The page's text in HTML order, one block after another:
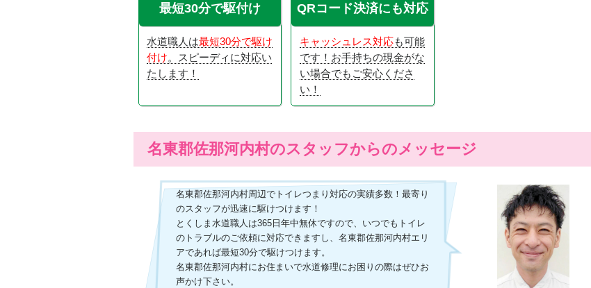
最短30分で駆付け
水道職人は最短30分で駆け
付け。スピーディに対応い
たします！
QRコード決済にも対応
キャッシュレス対応も可能
です！お手持ちの現金がな
い場合でもご安心くださ
い！
名東郡佐那河内村のスタッフからのメッセージ
名東郡佐那河内村周辺でトイレつまり対応の実績多数！最寄り
のスタッフが迅速に駆けつけます！
とくしま水道職人は365日年中無休ですので、いつでもトイレ
のトラブルのご依頼に対応できますし、名東郡佐那河内村エリ
アであれば最短30分で駆けつけます。
名東郡佐那河内村にお住まいで水道修理にお困りの際はぜひお
声かけ下さい。